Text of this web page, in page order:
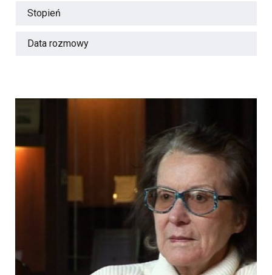
Stopień
Data rozmowy